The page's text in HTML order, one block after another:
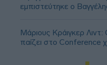
εμπιστεύτηκε ο
Μάριους Κράιγκερ
παίζει στο Conference